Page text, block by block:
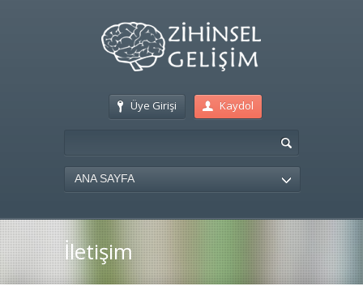
Üye Girişi Kaydol
ANA SAYFA
İletişim